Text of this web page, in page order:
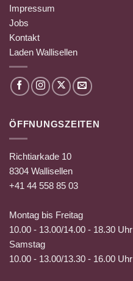
Impressum
Jobs
Kontakt
Laden Wallisellen
ÖFFNUNGSZEITEN
Richtiarkade 10
8304 Wallisellen
+41 44 558 85 03
Montag bis Freitag
10.00 - 13.00/14.00 - 18.30 Uhr
Samstag
10.00 - 13.00/13.30 - 16.00 Uhr